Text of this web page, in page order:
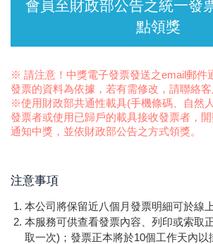
※ 請注意！中獎電子發票發送之email郵件
發票的資料為依據，若有需修改，請聯絡客
※使用財政部共通性載具(手機條碼、自然
發票者或使用已歸戶的載具接收發票者，
通知中獎，並依財政部公告之方式領獎。
注意事項
本公司將保留近八個月發票明細可於線上
本服務可供查看發票內容、列印或索取
取一次)；發票正本將於10個工作天內以